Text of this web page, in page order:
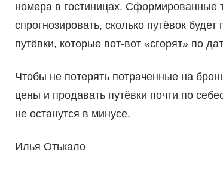
номера в гостиницах. Сформированные
спрогнозировать, сколько путёвок
путёвки, которые вот-вот «сгорят» по
Чтобы не потерять потраченные на
цены и продавать путёвки почти по
не останутся в минусе.
Илья Отькало